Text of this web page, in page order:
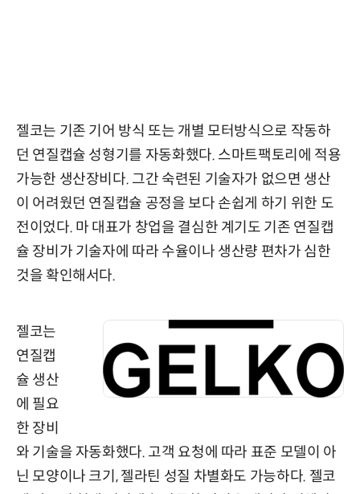
젤코는 기존 기어 방식 또는 개별 모터방식으로 작동하
던 연질캡슐 성형기를 자동화했다. 스마트팩토리에 적용
가능한 생산장비다. 그간 숙련된 기술자가 없으면 생산
이 어려웠던 연질캡슐 공정을 보다 손쉽게 하기 위한 도
전이었다. 마 대표가 창업을 결심한 계기도 기존 연질캡
슐 장비가 기술자에 따라 수율이나 생산량 편차가 심한
것을 확인해서다.
젤코는
연질캡
슐 생산
에 필요
한 장비
와 기술을 자동화했다. 고객 요청에 따라 표준 모델이 아
닌 모양이나 크기, 젤라틴 성질 차별화도 가능하다. 젤코